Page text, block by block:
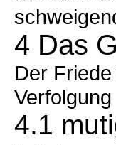
4 Das
Der
Verfolgung
4.1